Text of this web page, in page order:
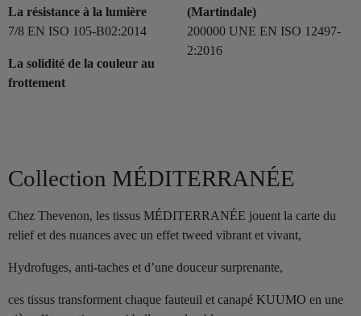
La résistance à la lumière
7/8 EN ISO 105-B02:2014
La solidité de la couleur au
frottement
(Martindale)
200000 UNE EN ISO 12497-
2:2016
Collection MÉDITERRANÉE
Chez Thevenon, les tissus MÉDITERRANÉE jouent la carte du
relief et des nuances avec un effet tweed vibrant et vivant,
Hydrofuges, anti-taches et d’une douceur surprenante,
ces tissus transforment chaque fauteuil et canapé KUUMO en une